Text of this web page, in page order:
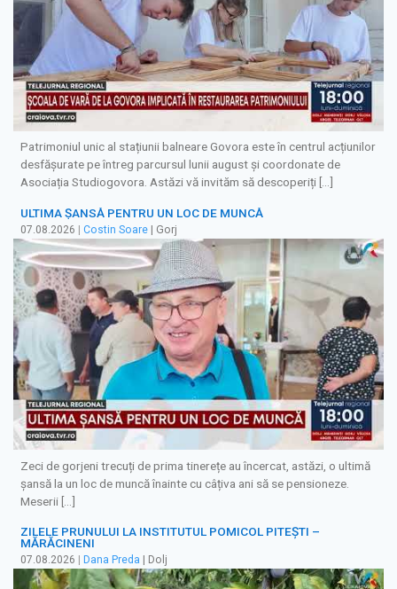
Patrimoniul unic al stațiunii balneare Govora este în centrul acțiunilor
desfășurate pe întreg parcursul lunii august și coordonate de
Asociația Studiogovora. Astăzi vă invităm să descoperiți […]
ULTIMA ȘANSĂ PENTRU UN LOC DE MUNCĂ
07.08.2026 | Costin Soare | Gorj
Zeci de gorjeni trecuți de prima tinerețe au încercat, astăzi, o ultimă
șansă la un loc de muncă înainte cu câțiva ani să se pensioneze.
Meserii […]
ZILELE PRUNULUI LA INSTITUTUL POMICOL PITEȘTI –
MĂRĂCINENI
07.08.2026 Dana Preda | Dolj